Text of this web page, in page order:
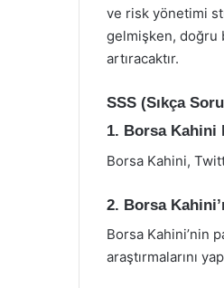
ve risk yönetimi
gelmişken, doğru
artıracaktır.
SSS (Sıkça
1. Borsa Kahini
Borsa Kahini,
2. Borsa
Borsa Kahini’nin
araştırmalarını